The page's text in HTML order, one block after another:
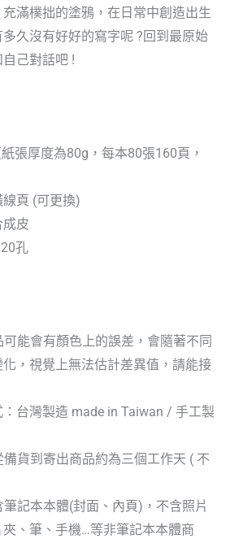
滿樸拙的塗鴉，在日常中創造出生
久沒有好好的寫字呢 ?回到最原始
己對話吧 !
張厚度為80g，每本80張160頁，
頁 (可更換)
皮
孔
能會有顏色上的誤差，會隨著不同
，視覺上無法估計差異值，請能接
台灣製造 made in Taiwan / 手工製
貨到寄出商品約為三個工作天 ( 不
記本本體(封面、內頁)，不含照片
、筆、手機…等非筆記本本體商